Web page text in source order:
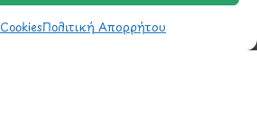
Πολιτική Απορρήτου
μου